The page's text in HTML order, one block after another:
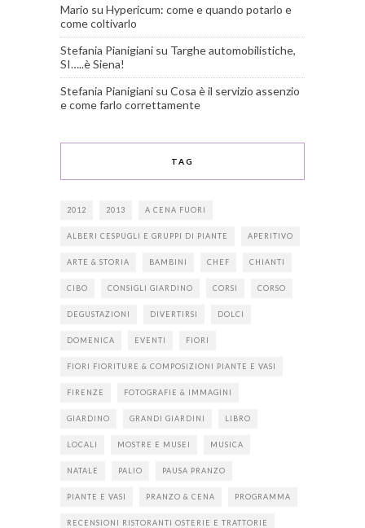
Mario su Hypericum: come e quando potarlo e
come coltivarlo
Stefania Pianigiani su Targhe automobilistiche,
SI…..è Siena!
Stefania Pianigiani su Cosa è il servizio assenzio
e come farlo correttamente
TAG
2012 2013 A CENA FUORI
ALBERI CESPUGLI E GRUPPI DI PIANTE APERITIVO
ARTE & STORIA BAMBINI CHEF CHIANTI
CIBO CONSIGLI GIARDINO CORSI CORSO
DEGUSTAZIONI DIVERTIRSI DOLCI
DOMENICA EVENTI FIORI
FIORI FIORITURE & COMPOSIZIONI PIANTE E VASI
FIRENZE FOTOGRAFIE & IMMAGINI
GIARDINO GRANDI GIARDINI LIBRO
LOCALI MOSTRE E MUSEI MUSICA
NATALE PALIO PAUSA PRANZO
PIANTE E VASI PRANZO & CENA PROGRAMMA
RECENSIONI RISTORANTI OSTERIE E TRATTORIE